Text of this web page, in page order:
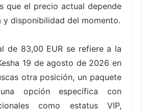
que el precio actual depende
y disponibilidad del momento.
de 83,00 EUR se refiere a la
19 de agosto de 2026 en
otra posición, un paquete
opción específica con
como estatus VIP,